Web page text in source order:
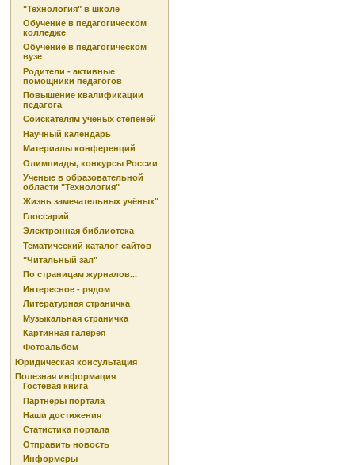
"Технология" в школе
Обучение в педагогическом
колледже
Обучение в педагогическом
вузе
Родители - активные
помощники педагогов
Повышение квалификации
педагога
Соискателям учёных степеней
Научный календарь
Материалы конференций
Олимпиады, конкурсы России
Ученые в образовательной
области "Технология"
Жизнь замечательных учёных"
Глоссарий
Электронная библиотека
Тематический каталог сайтов
"Читальный зал"
По страницам журналов...
Интересное - рядом
Литературная страничка
Музыкальная страничка
Картинная галерея
Фотоальбом
Юридическая консультация
Полезная информация
Гостевая книга
Партнёры портала
Наши достижения
Статистика портала
Отправить новость
Информеры